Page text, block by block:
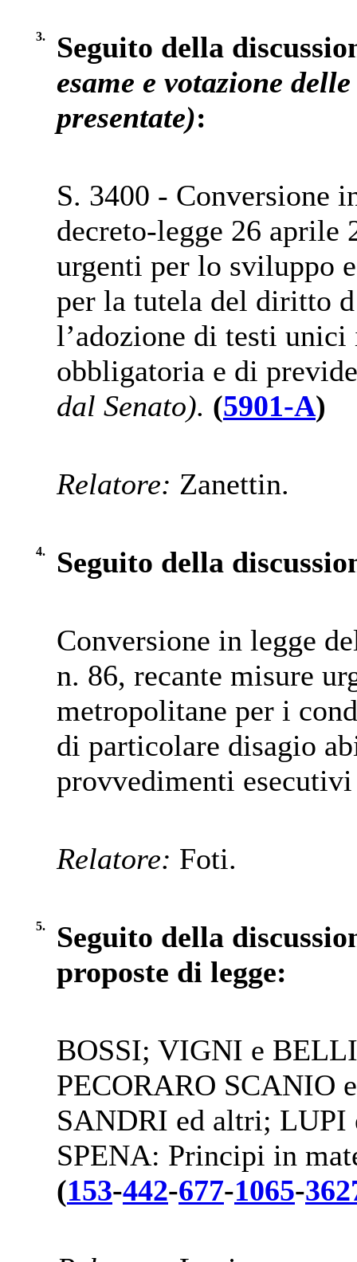
3.
Seguito della
esame e votazione
presentate):
S. 3400 - Conversione
decreto-legge 26 aprile
urgenti per lo sviluppo
per la tutela del diritto
l’adozione di testi
obbligatoria e di
dal Senato). (5901-A)
Relatore: Zanettin.
4. Seguito della
Conversione in legge
n. 86, recante misure
metropolitane per i
di particolare disagio
provvedimenti
Relatore: Foti.
5.
Seguito della
proposte di legge:
BOSSI; VIGNI e
PECORARO
SANDRI ed altri; LUPI
SPENA: Principi in
(153-442-677-1065-